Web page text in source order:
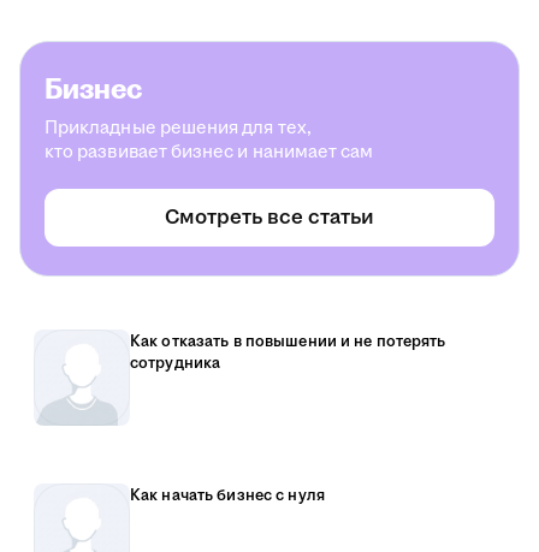
Бизнес
Прикладные решения для тех,
кто развивает бизнес и нанимает сам
Смотреть все статьи
Как отказать в повышении и не потерять
сотрудника
Как начать бизнес с нуля